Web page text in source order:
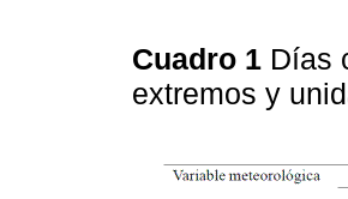
Cuadro 1 Días
extremos y